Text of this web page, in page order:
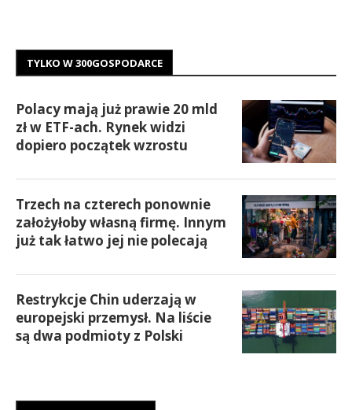
TYLKO W 300GOSPODARCE
Polacy mają już prawie 20 mld
zł w ETF-ach. Rynek widzi
dopiero początek wzrostu
Trzech na czterech ponownie
założyłoby własną firmę. Innym
już tak łatwo jej nie polecają
Restrykcje Chin uderzają w
europejski przemysł. Na liście
są dwa podmioty z Polski